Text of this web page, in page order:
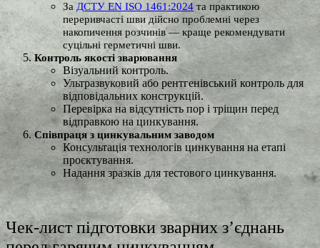
За ДСТУ EN ISO 1461:2024 та практикою
переривчасті шви дійсно проблемні через
накопичення розчинів — краще рекомендувати
суцільні герметичні шви.
Контроль якості зварювання
Візуальний контроль.
Ультразвуковий або рентгенівський контроль для
відповідальних конструкцій.
Перевірка на відсутність пор і тріщин перед
відправкою на цинкування.
Співпраця з цинкувальним заводом
Консультація технологів цинкування на етапі
проєктування.
Надання зразків для тестового цинкування.
Чек-лист підготовки зварних з’єднань